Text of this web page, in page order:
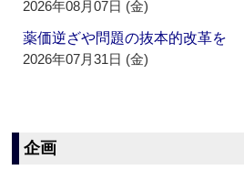
2026年08月07日 (金)
薬価逆ざや問題の抜本的改革を
2026年07月31日 (金)
企画